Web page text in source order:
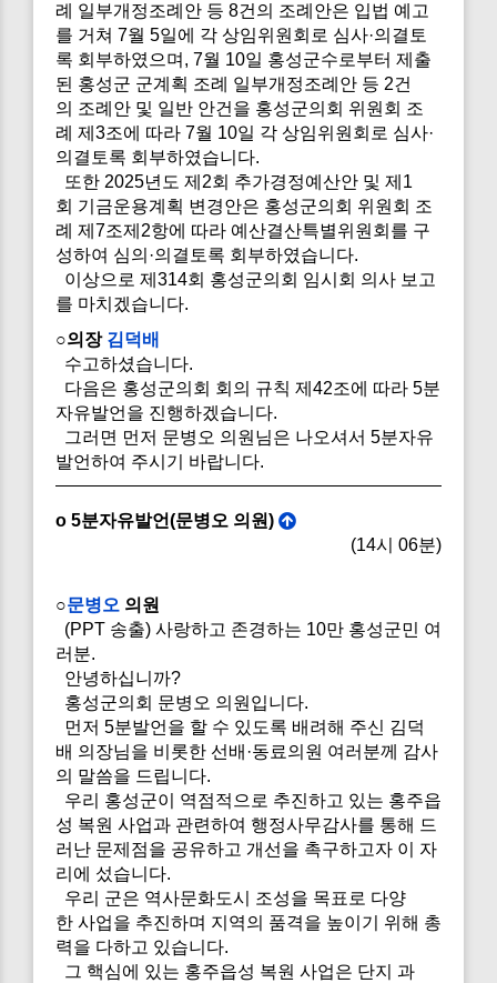
례 일부개정조례안 등 8건의 조례안은 입법 예고
를 거쳐 7월 5일에 각 상임위원회로 심사·의결토
록 회부하였으며, 7월 10일 홍성군수로부터 제출
된 홍성군 군계획 조례 일부개정조례안 등 2건
의 조례안 및 일반 안건을 홍성군의회 위원회 조
례 제3조에 따라 7월 10일 각 상임위원회로 심사·
의결토록 회부하였습니다.
또한 2025년도 제2회 추가경정예산안 및 제1
회 기금운용계획 변경안은 홍성군의회 위원회 조
례 제7조제2항에 따라 예산결산특별위원회를 구
성하여 심의·의결토록 회부하였습니다.
이상으로 제314회 홍성군의회 임시회 의사 보고
를 마치겠습니다.
○의장 김덕배
수고하셨습니다.
다음은 홍성군의회 회의 규칙 제42조에 따라 5분
자유발언을 진행하겠습니다.
그러면 먼저 문병오 의원님은 나오셔서 5분자유
발언하여 주시기 바랍니다.
o 5분자유발언(문병오 의원)
(14시 06분)
○문병오 의원
(PPT 송출) 사랑하고 존경하는 10만 홍성군민 여
러분.
안녕하십니까?
홍성군의회 문병오 의원입니다.
먼저 5분발언을 할 수 있도록 배려해 주신 김덕
배 의장님을 비롯한 선배·동료의원 여러분께 감사
의 말씀을 드립니다.
우리 홍성군이 역점적으로 추진하고 있는 홍주읍
성 복원 사업과 관련하여 행정사무감사를 통해 드
러난 문제점을 공유하고 개선을 촉구하고자 이 자
리에 섰습니다.
우리 군은 역사문화도시 조성을 목표로 다양
한 사업을 추진하며 지역의 품격을 높이기 위해 총
력을 다하고 있습니다.
그 핵심에 있는 홍주읍성 복원 사업은 단지 과